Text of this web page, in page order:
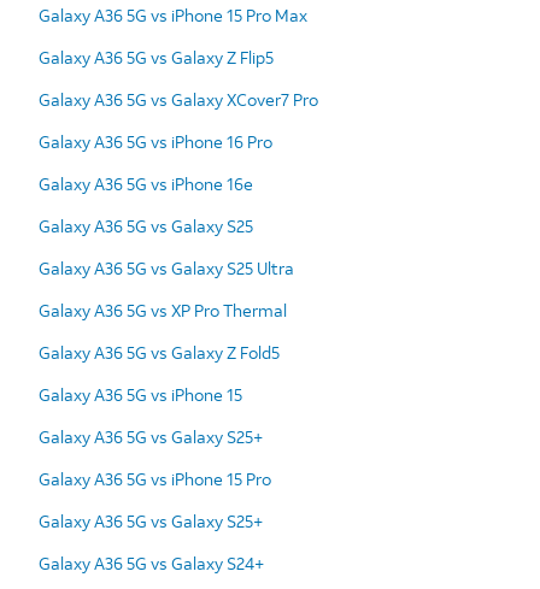
Galaxy A36 5G vs iPhone 15 Pro Max
Galaxy A36 5G vs Galaxy Z Flip5
Galaxy A36 5G vs Galaxy XCover7 Pro
Galaxy A36 5G vs iPhone 16 Pro
Galaxy A36 5G vs iPhone 16e
Galaxy A36 5G vs Galaxy S25
Galaxy A36 5G vs Galaxy S25 Ultra
Galaxy A36 5G vs XP Pro Thermal
Galaxy A36 5G vs Galaxy Z Fold5
Galaxy A36 5G vs iPhone 15
Galaxy A36 5G vs Galaxy S25+
Galaxy A36 5G vs iPhone 15 Pro
Galaxy A36 5G vs Galaxy S25+
Galaxy A36 5G vs Galaxy S24+